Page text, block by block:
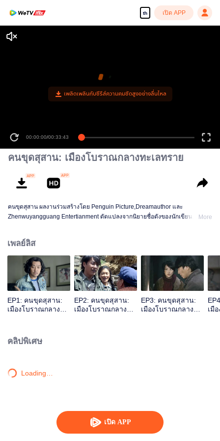
th เปิด APP
เปิด APP
เพลิดเพลินกับซีรีส์ความคมชัดสูงอย่างลื่นไหล
00:00:00/00:33:43
คนขุดสุสาน: เมืองโบราณกลางทะเลทราย
คนขุดสุสาน ผลงานร่วมสร้างโดย Penguin Picture,Dreamauthor และ
Zhenwuyangguang Entertianment ดัดแปลงจากนิยายชื่อดังของนักเขียน
ฟาง นำแสดงโดย จิ้นตง ,เฉิน เฉียว เอิน และ เจ้า ต้า เรื่องราวการผจญภัยของ หูปา
อี,เสวี่ยหลีหยาง,หวังพางจิ ที่เมืองโบราณจิงเจี๋ยในทะเลทรายTaklimakan เพื่อหาถ้ำ
สุสาน หูปาอีวัยรุ่นหนุ่มชนบท ที่มาจากชายแดนระหว่างจีนกับมองโกเลีย เขานำ
มรดกชิ้นนึงที่ทางบ้านให้มาคือหนังสือ ฉือลิ้วจื้อหยินหยางเฟิงสุ่ยมี้ชู่ (หนังสือเกี่ยว
กับฮวงจุ้ย)ติดตัวมาด้วย และใช้เวลาว่างท่องหนังสือนี้จนแตกฉานหมดทุกตัวอักษร
ส่งผลให้เขาตกลงไปในหุบเขาที่มีสุสาน เขาจึงใช้ความรู้จากที่อ่านมาในหนังสือฮ
จิงเจี๋ยในทะเลทราย Taklimakan เขาได้เข้าไปอยู่ในถ้ำสุสานใต้ดิน ภายในถ้ำนั้น
More
เพลย์ลิส
EP1: คนขุดสุสาน:
เมืองโบราณกลาง
EP2: คนขุดสุสาน:
เมืองโบราณกลาง
EP3: คนขุดสุสาน:
เมืองโบราณกลาง
เมื
คลิปพิเศษ
Loading…